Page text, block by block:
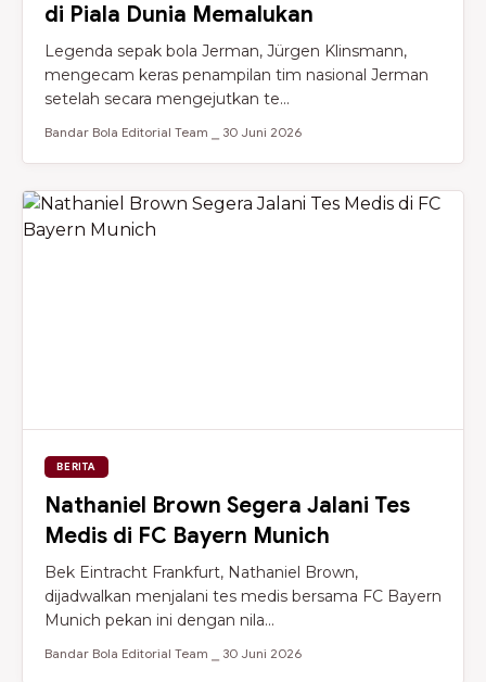
di Piala Dunia Memalukan
Legenda sepak bola Jerman, Jürgen Klinsmann,
mengecam keras penampilan tim nasional Jerman
setelah secara mengejutkan te...
Bandar Bola Editorial Team ⎯ 30 Juni 2026
BERITA
Nathaniel Brown Segera Jalani Tes
Medis di FC Bayern Munich
Bek Eintracht Frankfurt, Nathaniel Brown,
dijadwalkan menjalani tes medis bersama FC Bayern
Munich pekan ini dengan nila...
Bandar Bola Editorial Team ⎯ 30 Juni 2026